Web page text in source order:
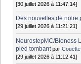
[30 juillet 2026 à 11:47:14]
Des nouvelles de notre
[29 juillet 2026 à 11:21:21]
NeurostepMC/Bioness
pied tombant par
[29 juillet 2026 à 11:12:41]